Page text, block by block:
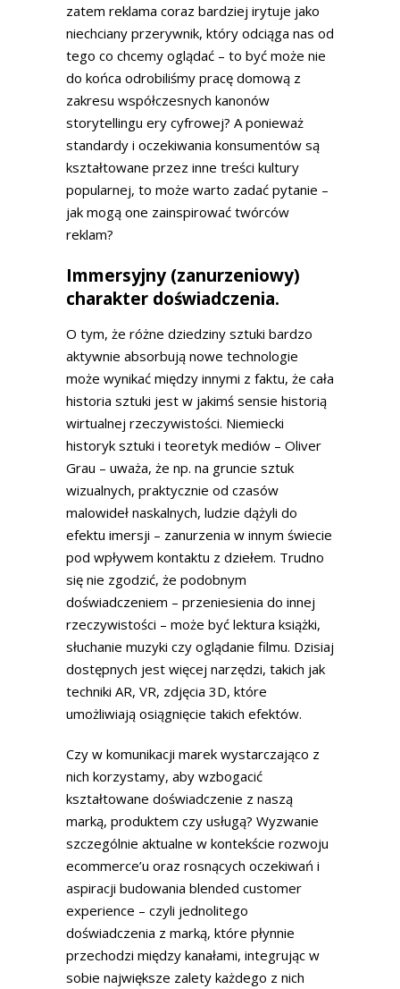
zatem reklama coraz bardziej irytuje jako
niechciany przerywnik, który odciąga nas od
tego co chcemy oglądać – to być może nie
do końca odrobiliśmy pracę domową z
zakresu współczesnych kanonów
storytellingu ery cyfrowej? A ponieważ
standardy i oczekiwania konsumentów są
kształtowane przez inne treści kultury
popularnej, to może warto zadać pytanie –
jak mogą one zainspirować twórców
reklam?
Immersyjny (zanurzeniowy)
charakter doświadczenia.
O tym, że różne dziedziny sztuki bardzo
aktywnie absorbują nowe technologie
może wynikać między innymi z faktu, że cała
historia sztuki jest w jakimś sensie historią
wirtualnej rzeczywistości. Niemiecki
historyk sztuki i teoretyk mediów – Oliver
Grau – uważa, że np. na gruncie sztuk
wizualnych, praktycznie od czasów
malowideł naskalnych, ludzie dążyli do
efektu imersji – zanurzenia w innym świecie
pod wpływem kontaktu z dziełem. Trudno
się nie zgodzić, że podobnym
doświadczeniem – przeniesienia do innej
rzeczywistości – może być lektura książki,
słuchanie muzyki czy oglądanie filmu. Dzisiaj
dostępnych jest więcej narzędzi, takich jak
techniki AR, VR, zdjęcia 3D, które
umożliwiają osiągnięcie takich efektów.
Czy w komunikacji marek wystarczająco z
nich korzystamy, aby wzbogacić
kształtowane doświadczenie z naszą
marką, produktem czy usługą? Wyzwanie
szczególnie aktualne w kontekście rozwoju
ecommerce’u oraz rosnących oczekiwań i
aspiracji budowania blended customer
experience – czyli jednolitego
doświadczenia z marką, które płynnie
przechodzi między kanałami, integrując w
sobie największe zalety każdego z nich